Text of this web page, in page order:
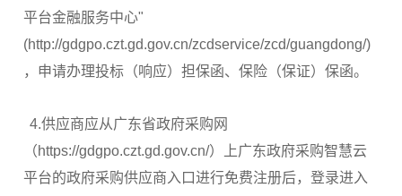
平台金融服务中心"
(http://gdgpo.czt.gd.gov.cn/zcdservice/zcd/guangdong/)
，申请办理投标（响应）担保函、保险（保证）保函。
4.供应商应从广东省政府采购网
（https://gdgpo.czt.gd.gov.cn/）上广东政府采购智慧云
平台的政府采购供应商入口进行免费注册后，登录进入